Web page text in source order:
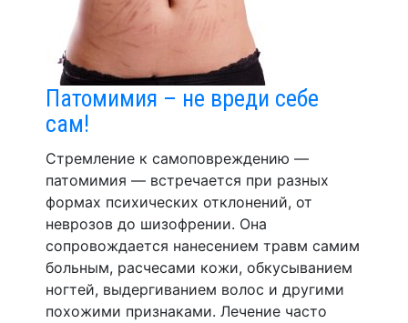
Патомимия – не вреди себе
сам!
Стремление к самоповреждению —
патомимия — встречается при разных
формах психических отклонений, от
неврозов до шизофрении. Она
сопровождается нанесением травм самим
больным, расчесами кожи, обкусыванием
ногтей, выдергиванием волос и другими
похожими признаками. Лечение часто